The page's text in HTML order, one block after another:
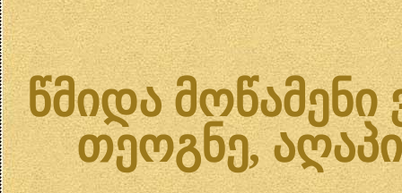
წმიდა მოწამენი
თეოგნე,